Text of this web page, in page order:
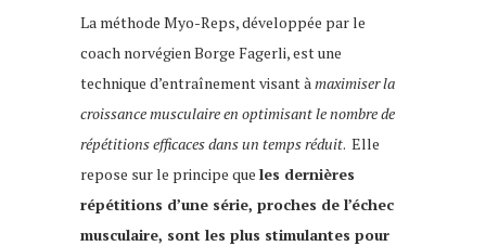
La méthode Myo-Reps, développée par le
coach norvégien Borge Fagerli, est une
technique d’entraînement visant à maximiser la
croissance musculaire en optimisant le nombre de
répétitions efficaces dans un temps réduit. Elle
repose sur le principe que les dernières
répétitions d’une série, proches de l’échec
musculaire, sont les plus stimulantes pour